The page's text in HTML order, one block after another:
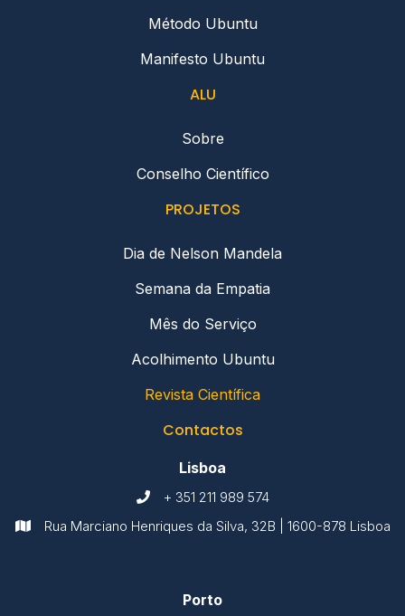
Método Ubuntu
Manifesto Ubuntu
ALU
Sobre
Conselho Científico
PROJETOS
Dia de Nelson Mandela
Semana da Empatia
Mês do Serviço
Acolhimento Ubuntu
Revista Científica
Contactos
Lisboa
 + 351 211 989 574
 Rua Marciano Henriques da Silva, 32B | 1600-878 Lisboa
Porto